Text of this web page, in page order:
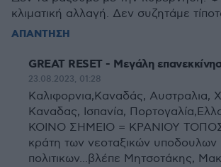
κλιματική αλλαγή. Δεν συζητάμε
ΑΠΑΝΤΗΣΗ
GREAT RESET - Μεγάλη
23.08.2023, 01:28
Καλιφορνια,Καναδάς, Αυστραλια,
Καναδας, Ισπανία,
ΚΟΙΝΟ ΣΗΜΕΙΟ = ΚΡΑΝΙΟΥ ΤΟΠΟΣ
κράτη των νεοταξικών υποδουλων
πολιτικων...βλέπε Μητσοτάκης,